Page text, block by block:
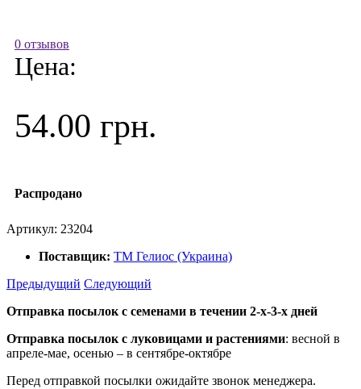
0 отзывов
Цена:
54.00 грн.
Распродано
Артикул: 23204
Поставщик: ТМ Гелиос (Украина)
Предыдущий Следующий
Отправка посылок с семенами в течении 2-х-3-х дней
Отправка посылок с луковицами и растениями: весной в
апреле-мае, осенью – в сентябре-октябре
Перед отправкой посылки ожидайте звонок менеджера.